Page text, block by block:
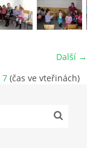
Další →
7 (čas ve vteřinách)